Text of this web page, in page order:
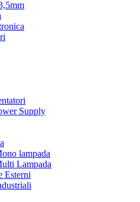
Supply
lampada
Lampada
Esterni